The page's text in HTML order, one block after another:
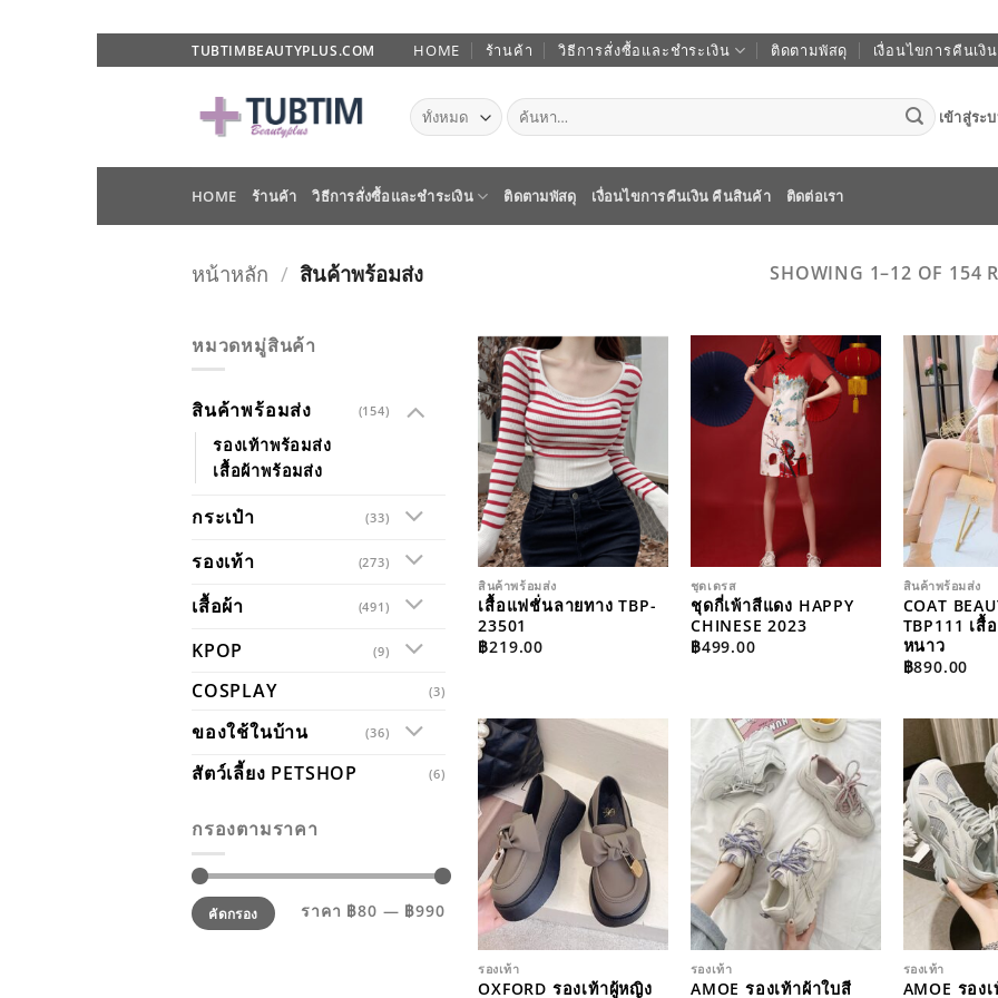
ไป
TUBTIMBEAUTYPLUS.COM HOME ร้านค้า วิธีการสั่งซื้อและชำระเงิน ติดตามพัสดุ เงื่อนไขการคืนเ
ค้นหา:
เข้าสู่ระ
HOME ร้านค้า วิธีการสั่งซื้อและชำระเงิน ติดตามพัสดุ เงื่อนไขการคืนเงิน คืนสินค้า ติดต่อเรา
หน้าหลัก / สินค้าพร้อมส่ง SHOWING 1–12 OF 154
หมวดหมู่สินค้า
สินค้าพร้อมส่ง (154)
รองเท้าพร้อมส่ง
เสื้อผ้าพร้อมส่ง
กระเป๋า (33)
รองเท้า (273)
เสื้อผ้า (491)
KPOP (9)
COSPLAY (3)
ของใช้ในบ้าน (36)
สัตว์เลี้ยง PETSHOP (6)
กรองตามราคา
ราคา
ต่ำ
สุด
ราคา
สูงสุดคัดกรอง ราคา ฿80 — ฿990
ADD TO
WISHLIST
สินค้าพร้อมส่ง
เสื้อแฟชั่นลายทาง TBP-
23501
฿219.00
ADD TO
WISHLIST
ชุดเดรส
ชุดกี่เพ้าสีแดง HAPPY
CHINESE 2023
฿499.00
สินค้าพร้อมส่ง
COAT
TBP111 เสื้
หนาว
฿890.00
ADD TO
WISHLIST
รองเท้า
OXFORD รองเท้าผู้หญิง
ADD TO
WISHLIST
รองเท้า
AMOE รองเท้าผ้าใบสี
รองเท้า
AMOE รอง